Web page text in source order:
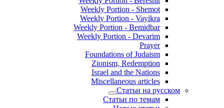
Weekly Portion - Shemot
Weekly Portion - Vayikra
Weekly Portion - Bemidbar
Weekly Portion - Devarim
Prayer
Foundations of Judaism
Zionism, Redemption
Israel and the Nations
Miscellaneous articles
Статьи на русском
Статьи по темам